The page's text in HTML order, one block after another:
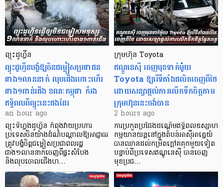
ព្យុះដូហ្វីន
ព្យុះដូហ្វីនបង្ខំឱ្យចិនជម្លៀសប្រជាជន
ជាង១លាននាក់ លុបជើងហោះហើរ
ជាង១ពាន់ជើង ខណៈកម្ពុជា ក៏រង
ឥទ្ធិពលពីព្យុះនេះផងដែរ
an hour ago
ព្យុះទីហ្វុងដូហ្វីន កំពុងវាយប្រហារ
ប្រទេសចិនយ៉ាងដំណំបណ្តាលឱ្យអាជ្ញាធរ
ត្រូវបង្ខំចិត្តជម្លៀសប្រជាពលរដ្ឋ
ជាង១លាននាក់ចេញពីផ្ទះសំបែង
និងលុបចោលជើងហ…
ក្រុមហ៊ុន Toyota
ឥណ្ឌូនេស៊ី ចេញមុខទាក់ម៉ូយ
Toyota ឱ្យរើទីតាំងផលិតចេញពីថៃ
ដោយសន្យាផ្តល់ការលើកទឹកចិត្តតាម
ក្រុមហ៊ុននេះចង់បាន
2 hours ago
ការប្រកួតប្រជែងដណ្តើមឥទ្ធិពលឧស្សាហ
កម្មយានយន្តនៅក្នុងតំបន់អាស៊ីអាគ្នេយ៍
បានឈានដល់កម្រិតក្ដៅគគុកមួយទៀត
បន្ទាប់ពីប្រទេសឥណ្ឌូនេស៊ី បានចេញ
មុខប្រជ…